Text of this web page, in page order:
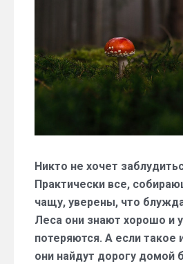
в
лес
Никто не хочет
Практически все,
чащу, уверены, что
Леса они знают хорошо и
потеряются. А если такое
они найдут дорогу домой